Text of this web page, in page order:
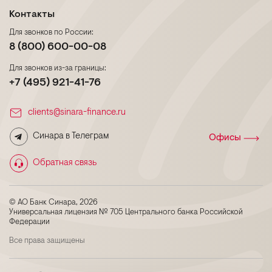
© АО Банк Синара, 2026
Универсальная лицензия № 705 Центрального банка Российской
Федерации
Все права защищены
Контакты
clients@sinara-finance.ru
Синара в Телеграм
Обратная связь
Для звонков по России:
8 (800) 600-00-08
Для звонков из-за границы:
+7 (495) 921-41-76
Офисы